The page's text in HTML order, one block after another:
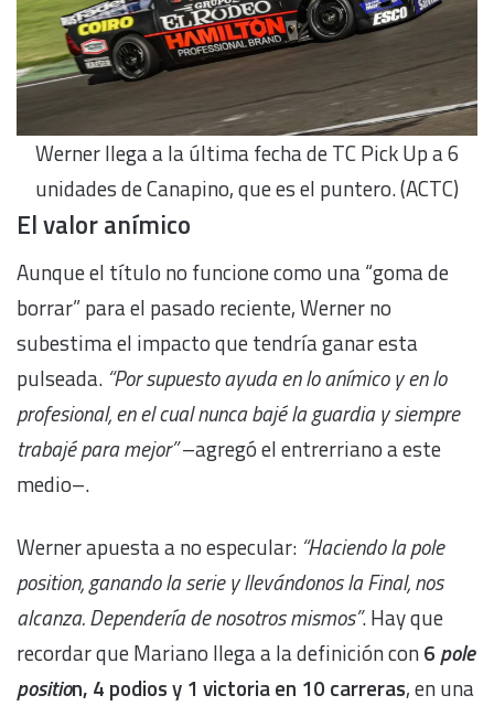
Werner llega a la última fecha de TC Pick Up a 6
unidades de Canapino, que es el puntero. (ACTC)
El valor anímico
Aunque el título no funcione como una “goma de
borrar” para el pasado reciente, Werner no
subestima el impacto que tendría ganar esta
pulseada. “Por supuesto ayuda en lo anímico y en lo
profesional, en el cual nunca bajé la guardia y siempre
trabajé para mejor”–agregó el entrerriano a este
medio–.
Werner apuesta a no especular: “Haciendo la pole
position, ganando la serie y llevándonos la Final, nos
alcanza. Dependería de nosotros mismos”. Hay que
recordar que Mariano llega a la definición con6 pole
position, 4 podios y 1 victoria en 10 carreras, en una